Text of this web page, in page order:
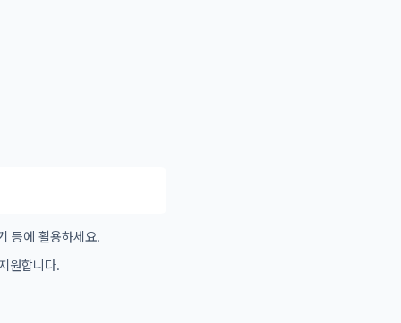
등에 활용하세요.
원합니다.